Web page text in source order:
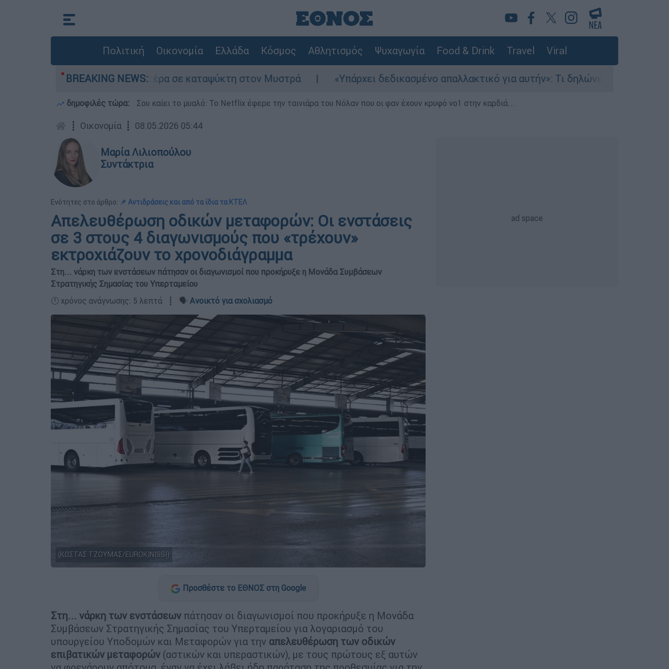
Πολιτική Οικονομία Ελλάδα Κόσμος Αθλητισμός Ψυχαγωγία Food & Drink Travel Viral
BREAKING NEWS:
τον νεκρό του πατέρα σε καταψύκτη στον Μυστρά «Υπάρχει δεδικασμένο απαλλακτικό για αυτήν»: Τι δηλώνει στο ethnos.gr ο Κώστας
δημοφιλές τώρα: Σου καίει το μυαλό: Το Netflix έφερε την ταινιάρα του Νόλαν που οι φαν έχουν κρυφό νο1 στην καρδιά...
┋ Οικονομία ┋ 08.05.2026 05:44
Μαρία Λιλιοπούλου
Συντάκτρια
Ενότητες στο άρθρο: 📌 Αντιδράσεις και από τα ίδια τα ΚΤΕΛ
Απελευθέρωση οδικών μεταφορών: Οι ενστάσεις
σε 3 στους 4 διαγωνισμούς που «τρέχουν»
εκτροχιάζουν το χρονοδιάγραμμα
Στη... νάρκη των ενστάσεων πάτησαν οι διαγωνισμοί που προκήρυξε η Μονάδα Συμβάσεων
Στρατηγικής Σημασίας του Υπερταμείου
🕛 χρόνος ανάγνωσης: 5 λεπτά ┋ 🗣️ Ανοικτό για σχολιασμό
(ΚΩΣΤΑΣ ΤΖΟΥΜΑΣ/EUROKINISSI)
Προσθέστε το ΕΘΝΟΣ στη Google
Στη... νάρκη των ενστάσεων πάτησαν οι διαγωνισμοί που προκήρυξε η Μονάδα
Συμβάσεων Στρατηγικής Σημασίας του Υπερταμείου για λογαριασμό του
υπουργείου Υποδομών και Μεταφορών για την απελευθέρωση των οδικών
επιβατικών μεταφορών (αστικών και υπεραστικών), με τους πρώτους εξ αυτών